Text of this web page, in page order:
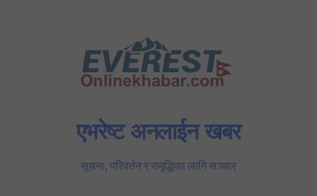
एभरेष्ट अनलाईन खबर
सूचना, परिवर्तन र समृद्धिका लागि सञ्चार